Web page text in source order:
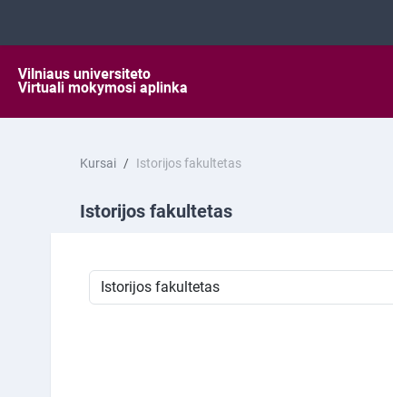
Kursai Istorijos fakultetas
Istorijos fakultetas
Kursų kategorijos